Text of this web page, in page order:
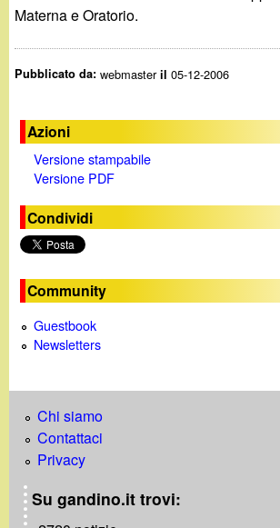
n
d
n
o
t
c
e
c
Materna e Oratorio.
Pubblicato da:webmasteril 05-12-2006
Azioni
Versione stampabile
Versione PDF
Condividi
Community
Guestbook
Newsletters
Chi siamo
Contattaci
Privacy
Su gandino.it trovi: